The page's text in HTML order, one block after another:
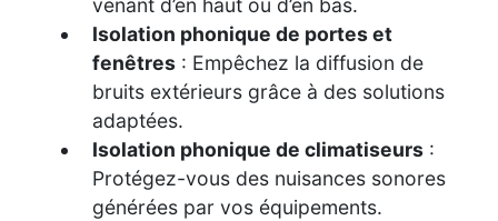
venant d’en haut ou d’en bas.
Isolation phonique de portes et
fenêtres : Empêchez la diffusion de
bruits extérieurs grâce à des solutions
adaptées.
Isolation phonique de climatiseurs :
Protégez-vous des nuisances sonores
générées par vos équipements.